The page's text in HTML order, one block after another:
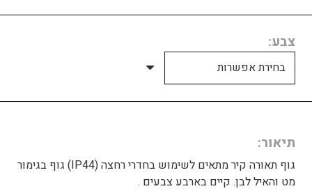
צבע
תיאור
גוף תאורה קיר מתאים לשימוש בחדרי רחצה (IP44)
גוף בגימור
מט והאיל לבן. קיים בארבע צבעים .